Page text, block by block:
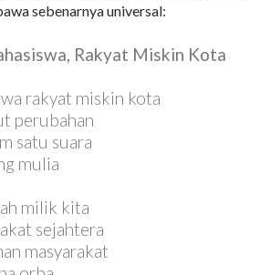
sebenarnya universal:
Rakyat Miskin Kota
rakyat miskin kota
perubahan
satu suara
mulia
milik kita
sejahtera
masyarakat